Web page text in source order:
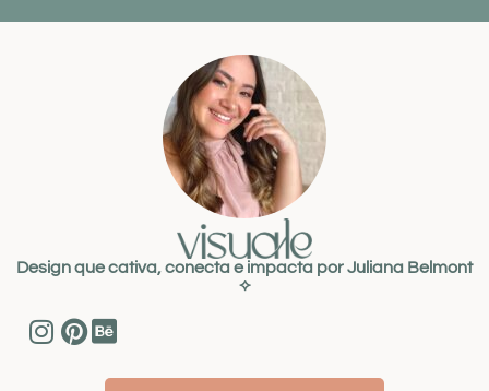
Design que cativa, conecta e impacta por Juliana Belmont
⟡